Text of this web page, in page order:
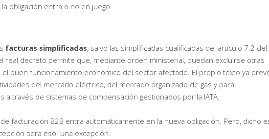
obligación entra o no en juego.
facturas simplificadas, salvo las simplificadas cualificadas del artículo 7.2 del
real decreto permite que, mediante orden ministerial, puedan excluirse otras
buen funcionamiento económico del sector afectado. El propio texto ya
del mercado eléctrico, del mercado organizado de gas y para
a través de sistemas de compensación gestionados por la IATA.
facturación B2B entra automáticamente en la nueva obligación. Pero, dicho
será eso: una excepción.